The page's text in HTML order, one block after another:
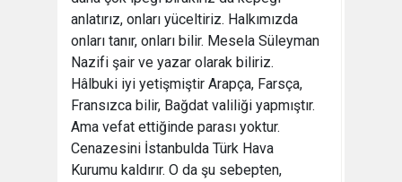
anlatırız, onları yüceltiriz. Halkımızda
onları tanır, onları bilir. Mesela Süleyman
Nazifi şair ve yazar olarak biliriz.
Hâlbuki iyi yetişmiştir Arapça, Farsça,
Fransızca bilir, Bağdat valiliği yapmıştır.
Ama vefat ettiğinde parası yoktur.
Cenazesini İstanbulda Türk Hava
Kurumu kaldırır. O da şu sebepten,